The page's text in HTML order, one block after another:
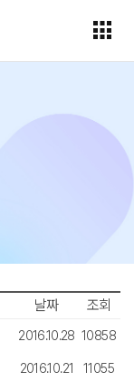
날짜 조회
2016.10.28 10858
2016.10.21 11055